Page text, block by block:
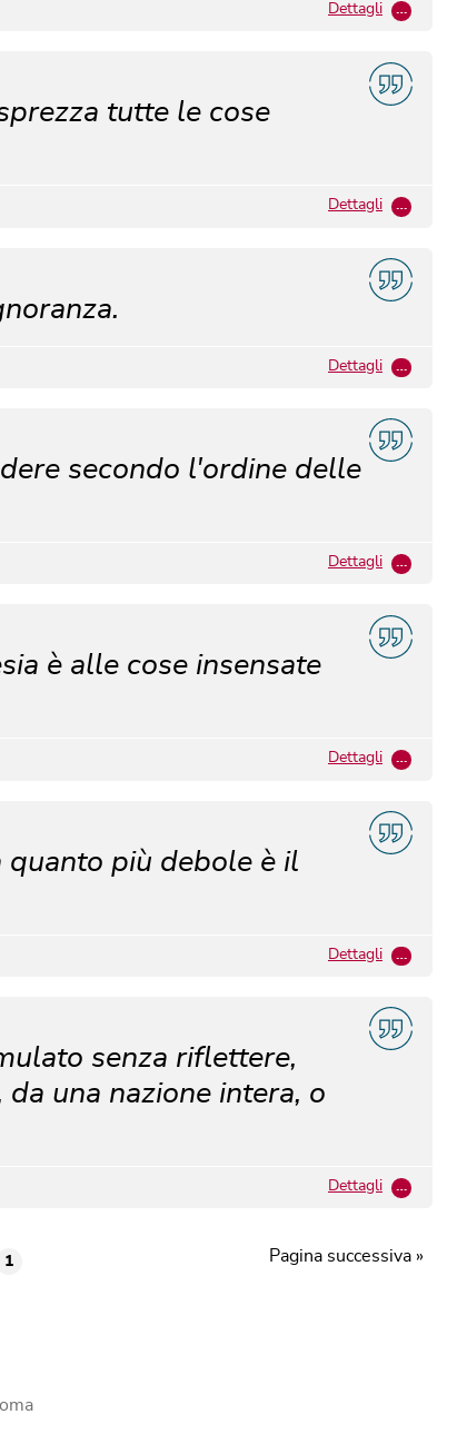
Dettagli …
tutte le cose
Dettagli …
Dettagli …
secondo l'ordine delle
Dettagli …
è alle cose insensate
Dettagli …
quanto più debole è il
Dettagli …
senza riflettere,
una nazione intera, o
Dettagli …
1 Pagina successiva »